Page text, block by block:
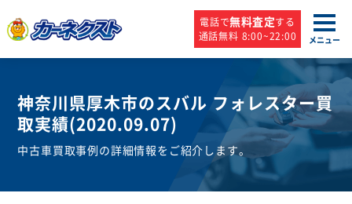
電話で無料査定する
通話無料 8:00~22:00
メニュー
神奈川県厚木市のスバル フォレスター買
取実績(2020.09.07)
中古車買取事例の詳細情報をご紹介します。